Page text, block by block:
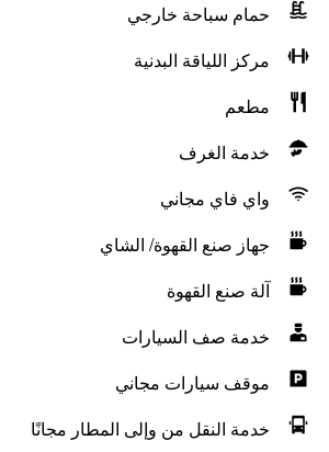
حمام سباحة خارجي
مركز اللياقة البدنية
مطعم
خدمة الغرف
واي فاي مجاني
جهاز صنع القهوة/ الشاي
آلة صنع القهوة
خدمة صف السيارات
موقف سيارات مجاني
خدمة النقل من وإلى المطار مجانًا